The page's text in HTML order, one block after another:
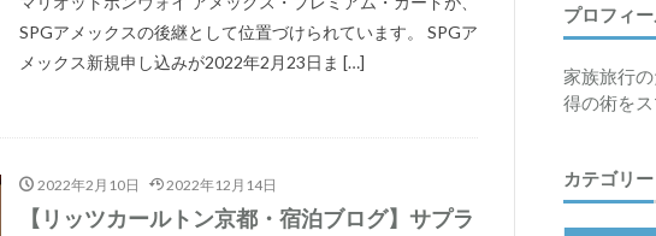
SPGアメックスの後継として位置づけられています。 SPGア
メックス新規申し込みが2022年2月23日ま […]
2022年2月10日 2022年12月14日
【リッツカールトン京都・宿泊ブログ】サプラ
プロフィ
家族旅行
得の術をス
カテゴリー